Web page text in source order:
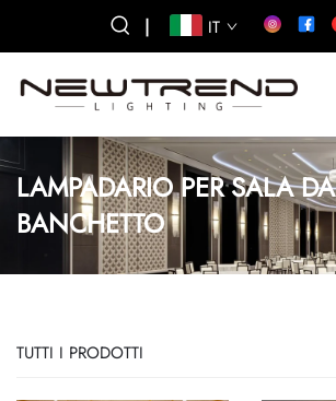
| IT
LAMPADARIO PER SALA DA
BANCHETTO
TUTTI I PRODOTTI